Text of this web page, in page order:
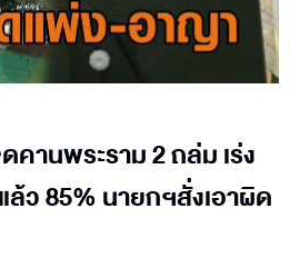
คานพระราม 2 ถล่ม เร่ง
ว 85% นายกฯสั่งเอาผิด